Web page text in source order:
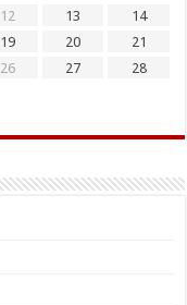
12 13
14
19 20
21
26 27
28